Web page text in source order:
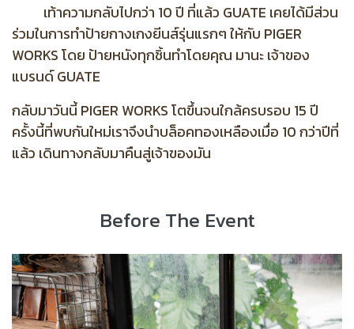
เท้าความกลับไปกว่า 10 ปี ที่แล้ว GUATE เคยได้มีส่วน
ร่วมในการทำป้ายกางเกงยีนส์รุ่นแรกๆ ให้กับ PIGER
WORKS โดย ป้ายหนังทุกชิ้นทำโดยคุณ มานะ เจ้าของ
แบรนด์ GUATE
กลับมาวันนี้ PIGER WORKS โตขึ้นจนใกล้ครบรอบ 15 ปี
ครั้งนี้ที่พบกันใหม่เราจึงนำบล็อคทองเหลืองเมื่อ 10 กว่าปีที่
แล้ว เดินทางกลับมาคืนสู่เจ้าของมัน
Before The Event